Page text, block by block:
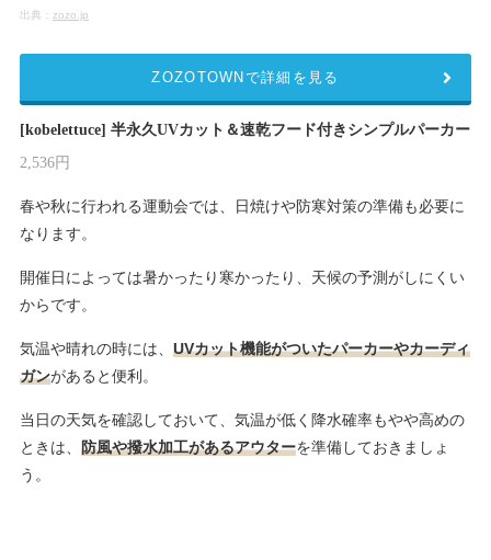
出典： zozo.jp
[kobelettuce] 半永久UVカット＆速乾フード付きシンプルパーカー
2,536円
春や秋に行われる運動会では、日焼けや防寒対策の準備も必要に
なります。
開催日によっては暑かったり寒かったり、天候の予測がしにくい
からです。
気温や晴れの時には、 UVカット機能がついたパーカーやカーディ
ガンがあると便利。
当日の天気を確認しておいて、気温が低く降水確率もやや高めの
ときは、 防風や撥水加工があるアウターを準備しておきましょ
う。
ZOZOTOWNで詳細を見る